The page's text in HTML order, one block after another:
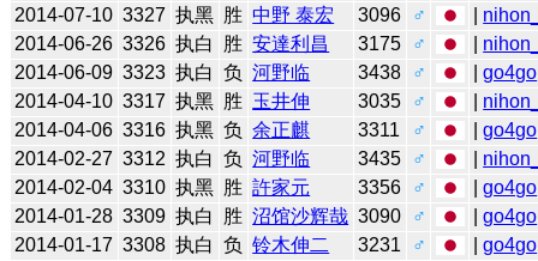
2014-07-10 3327 执黑 胜 中野 泰宏 3096 ♂
2014-06-26 3326 执白 胜 安達利昌 3175 ♂
2014-06-09 3323 执白 负 河野临 3438 ♂ |go4go
2014-04-10 3317 执黑 胜 玉井伸 3035 ♂
2014-04-06 3316 执黑 负 余正麒 3311 ♂ |go4go
2014-02-27 3312 执白 负 河野临 3435 ♂
2014-02-04 3310 执黑 胜 許家元 3356 ♂ |go4go
2014-01-28 3309 执白 胜 沼馆沙辉哉 3090 ♂ |go4go
2014-01-17 3308 执白 负 铃木伸二 3231 ♂ |go4go